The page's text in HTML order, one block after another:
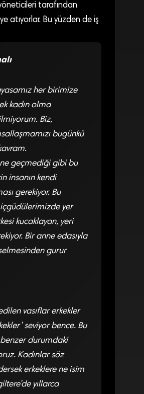
tarafından
atıyorlar. Bu yüzden de iş
her birimize
kadın olma
Biz,
bugünkü
geçmediği gibi bu
insanın kendi
gerekiyor. Bu
yer
kucaklayan, yeri
Bir anne edasıyla
gurur
vasıflar erkekler
seviyor bence. Bu
durumdaki
Kadınlar söz
erkeklere ne isim
yıllarca